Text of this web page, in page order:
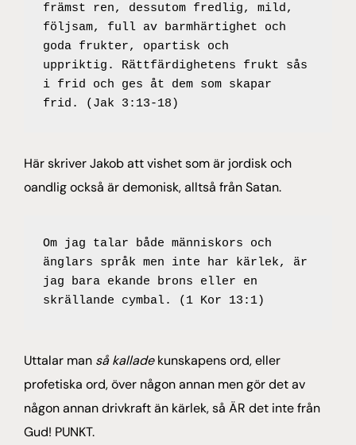
främst ren, dessutom fredlig, mild,
följsam, full av barmhärtighet och
goda frukter, opartisk och
uppriktig. Rättfärdighetens frukt sås
i frid och ges åt dem som skapar
frid. (Jak 3:13-18)
Här skriver Jakob att vishet som är jordisk och
oandlig också är demonisk, alltså från Satan.
Om jag talar både människors och
änglars språk men inte har kärlek, är
jag bara ekande brons eller en
skrällande cymbal. (1 Kor 13:1)
Uttalar man så kalladekunskapens ord, eller
profetiska ord, över någon annan men gör det av
någon annan drivkraft än kärlek, så ÄR det inte från
Gud! PUNKT.